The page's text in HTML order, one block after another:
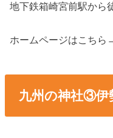
地下鉄箱崎宮前駅から
ホームページはこちら
九州の神社③伊